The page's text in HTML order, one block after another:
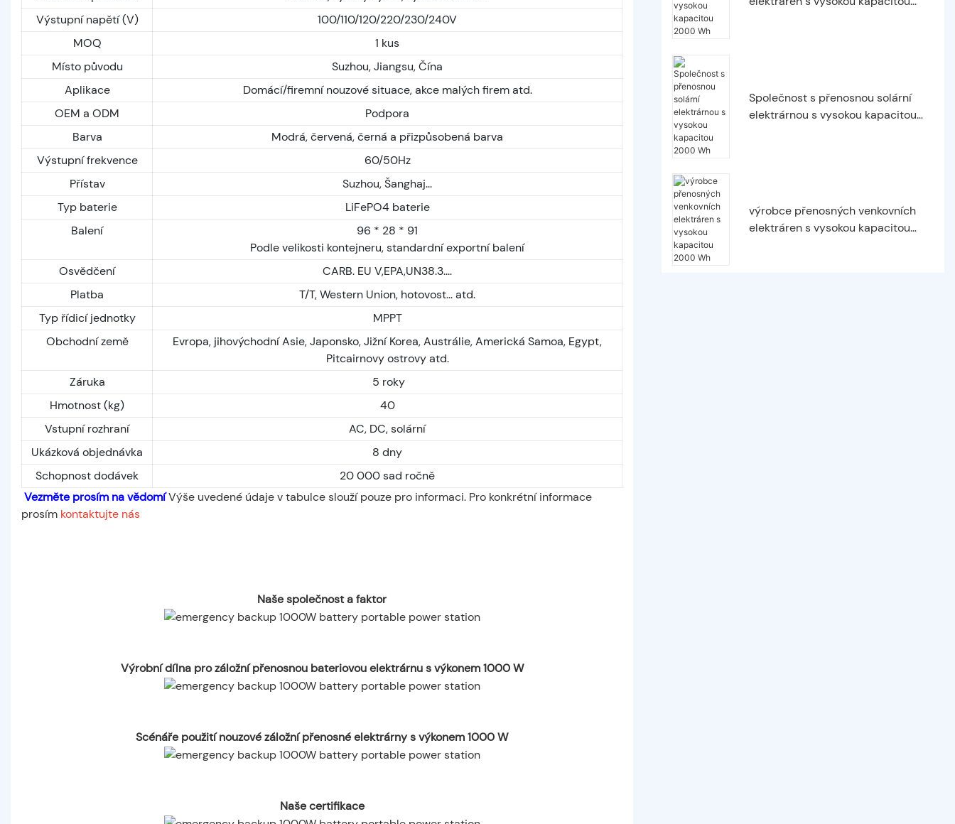
Výstupní napětí (V)
100/110/120/220/230/240V
MOQ
1 kus
Místo původu
Suzhou, Jiangsu, Čína
Aplikace
Domácí/firemní nouzové situace, akce malých firem atd.
OEM a ODM
Podpora
Barva
Modrá, červená, černá a přizpůsobená barva
Výstupní frekvence
60/50Hz
Přístav
Suzhou, Šanghaj...
Typ baterie
LiFePO4 baterie
Balení
96 * 28 * 91
Podle velikosti kontejneru, standardní exportní balení
Osvědčení
CARB. EU V,EPA,UN38.3....
Platba
T/T, Western Union, hotovost... atd.
Typ řídicí jednotky
MPPT
Obchodní země
Evropa, jihovýchodní Asie, Japonsko, Jižní Korea, Austrálie, Americká Samoa, Egypt,
Pitcairnovy ostrovy atd.
Záruka
5 roky
Hmotnost (kg)
40
Vstupní rozhraní
AC, DC, solární
Ukázková objednávka
8 dny
Schopnost dodávek
20 000 sad ročně
Vezměte prosím na vědomíVýše uvedené údaje v tabulce slouží pouze pro informaci. Pro konkrétní informace
prosím kontaktujte nás
Naše společnost a faktor
Výrobní dílna pro záložní přenosnou bateriovou elektrárnu s výkonem 1000 W
Scénáře použití nouzové záložní přenosné elektrárny s výkonem 1000 W
Naše certifikace
Společnost s přenosnou solární
elektrárnou s vysokou kapacitou
výrobce přenosných venkovních
elektráren s vysokou kapacitou